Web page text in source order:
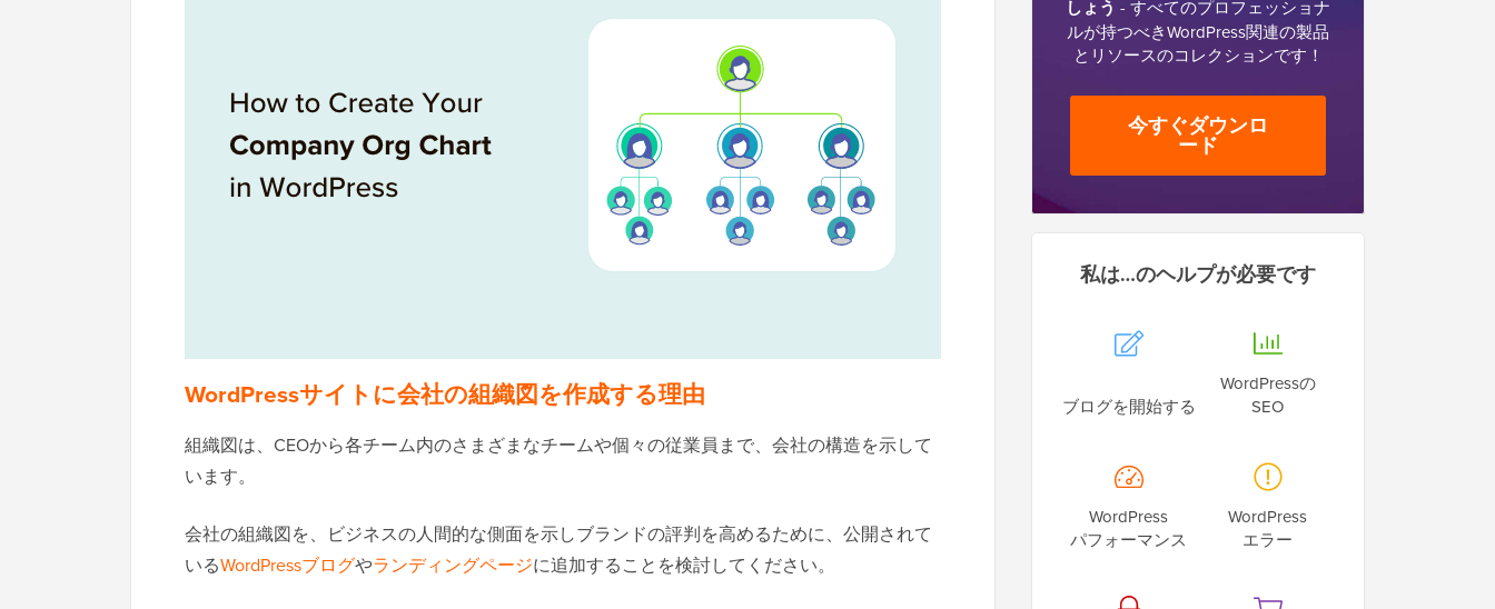
WordPressサイトに会社の組織図を作成する理由
組織図は、CEOから各チーム内のさまざまなチームや個々の従業員まで、会社の構造を示して
います。
会社の組織図を、ビジネスの人間的な側面を示しブランドの評判を高めるために、公開されて
いるWordPressブログやランディングページに追加することを検討してください。
しょう - すべてのプロフェッショナ
ルが持つべきWordPress関連の製品
とリソースのコレクションです！
今すぐダウンロ
ード
私は…のヘルプが必要です
ブログを開始する
WordPressの
SEO
WordPress
パフォーマンス
WordPress
エラー